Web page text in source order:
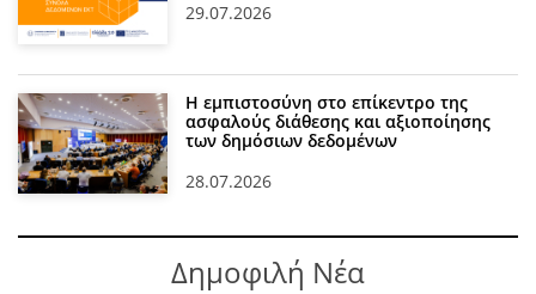
29.07.2026
Η εμπιστοσύνη στο επίκεντρο της
ασφαλούς διάθεσης και αξιοποίησης
των δημόσιων δεδομένων
28.07.2026
Δημοφιλή Νέα